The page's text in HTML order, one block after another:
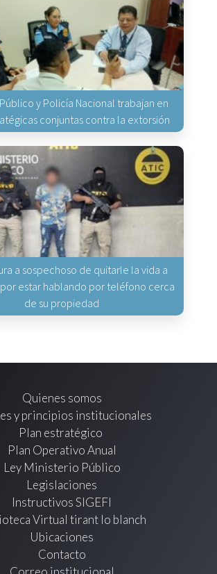
y Policía Nacional trabajan en
conjuntas contra la extorsión
a sospechoso de quitarle la vida a
estar hablando por teléfono cerca
de su propiedad
Quienes somos
y principios institucionales
Plan estratégico
Plan Operativo Anual
Ley Ministerio Público
Legislaciones
Instructivos SIGEFI
Virtual tirant lo blanch
Ubicaciones
Contacto